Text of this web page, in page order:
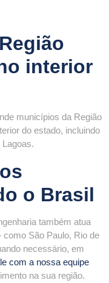
interior
municípios da Região
do estado, incluindo
o Brasil
também atua
São Paulo, Rio de
necessário, em
com a nossa equipe
na sua região.